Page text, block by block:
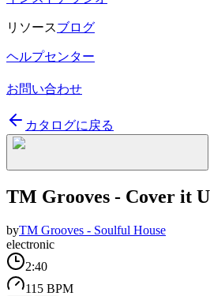
リソースブログ
ヘルプセンター
お問い合わせ
カタログに戻る
TM Grooves - Cover it
byTM Grooves - Soulful House
electronic
2:40
115 BPM